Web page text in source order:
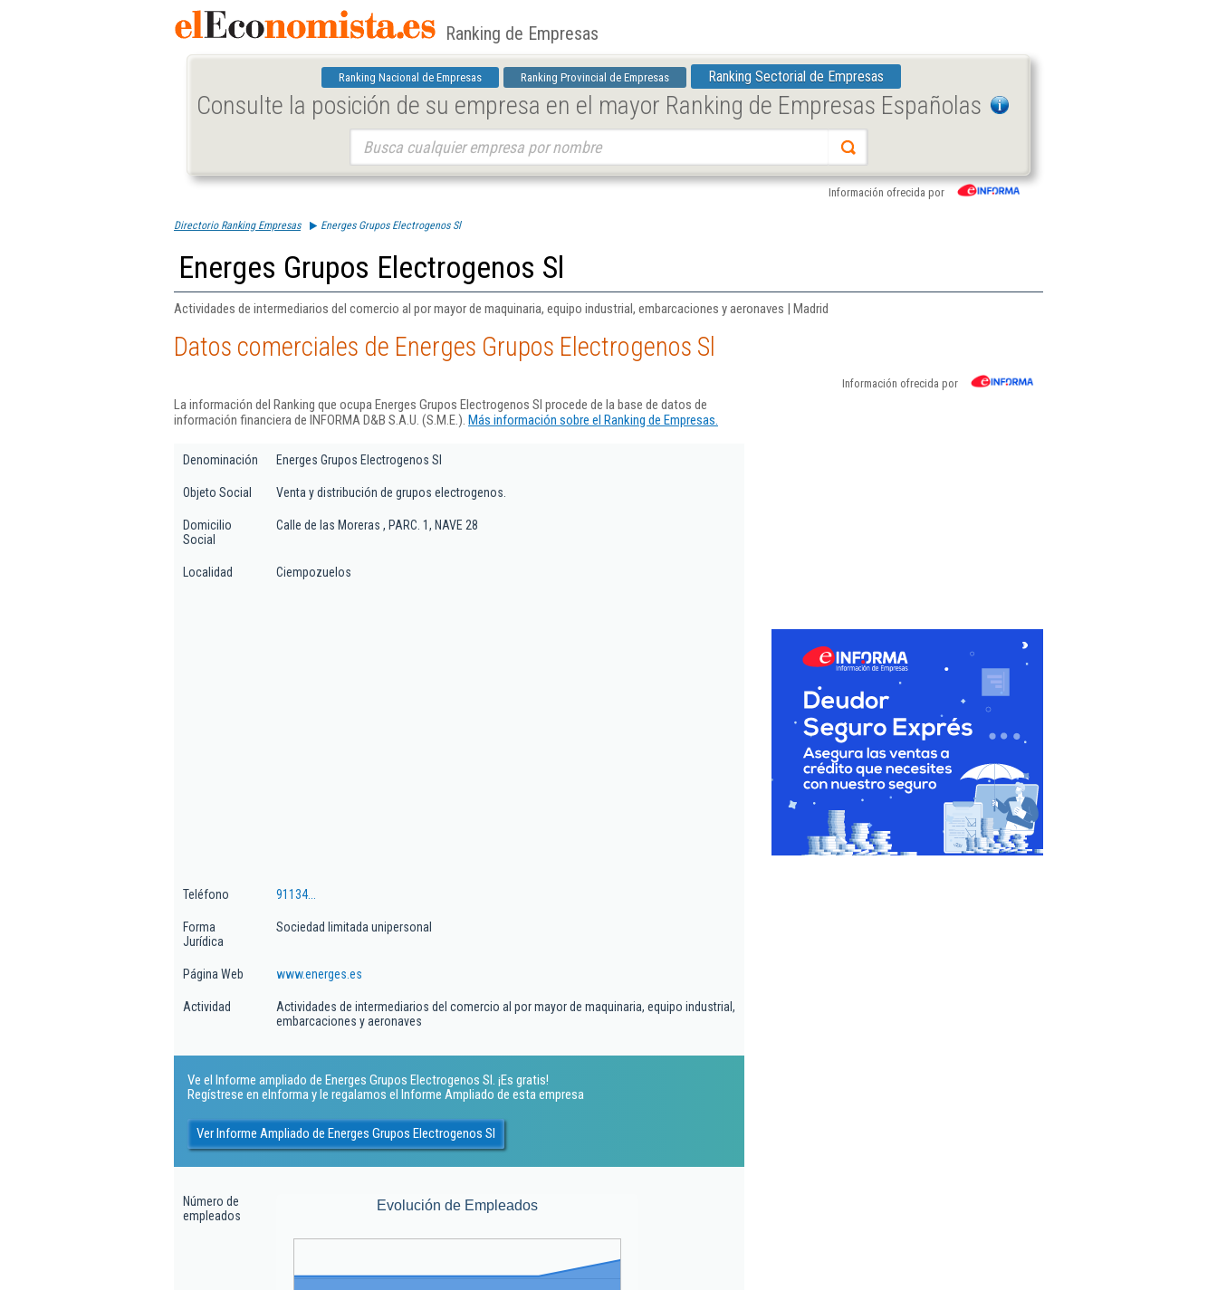
Ranking de Empresas
Ranking Nacional de Empresas Ranking Provincial de Empresas Ranking Sectorial de Empresas
Consulte la posición de su empresa en el mayor Ranking de Empresas Españolas
Información ofrecida por
Directorio Ranking Empresas Energes Grupos Electrogenos Sl
Energes Grupos Electrogenos Sl
Actividades de intermediarios del comercio al por mayor de maquinaria, equipo industrial, embarcaciones y aeronaves | Madrid
Datos comerciales de Energes Grupos Electrogenos Sl
Información ofrecida por
La información del Ranking que ocupa Energes Grupos Electrogenos Sl procede de la base de datos de
información financiera de INFORMA D&B S.A.U. (S.M.E.). Más información sobre el Ranking de Empresas.
Denominación Energes Grupos Electrogenos Sl
Objeto Social Venta y distribución de grupos electrogenos.
Domicilio
Social
Calle de las Moreras , PARC. 1, NAVE 28
Localidad Ciempozuelos
Teléfono 91134...
Forma
Jurídica
Sociedad limitada unipersonal
Página Web www.energes.es
Actividad
Actividades de intermediarios del comercio al por mayor de maquinaria, equipo industrial,
embarcaciones y aeronaves
Ve el Informe ampliado de Energes Grupos Electrogenos Sl. ¡Es gratis!
Regístrese en eInforma y le regalamos el Informe Ampliado de esta empresa
Ver Informe Ampliado de Energes Grupos Electrogenos Sl
Número de
empleados
Evolución de Empleados